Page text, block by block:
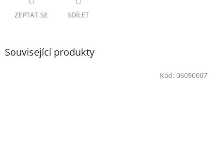
ZEPTAT SE SDÍLET
Související produkty
Kód: 06090007